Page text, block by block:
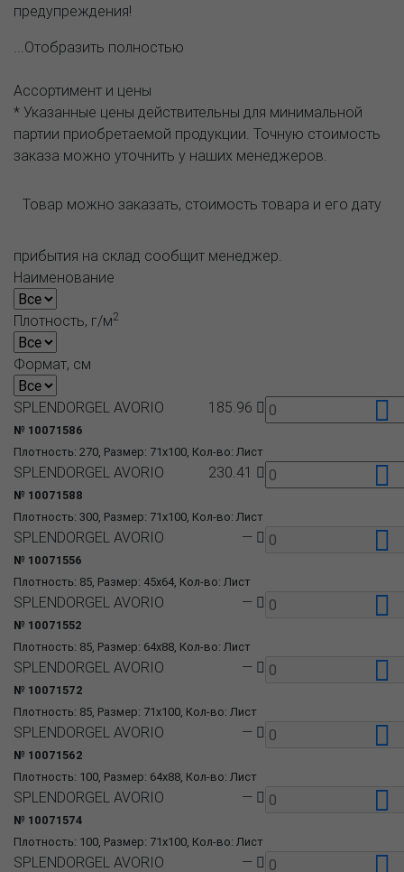
предупреждения!
...Отобразить полностью
Ассортимент и цены
* Указанные цены действительны для минимальной
партии приобретаемой продукции. Точную стоимость
заказа можно уточнить у наших менеджеров.
Товар можно заказать, стоимость товара и его дату
прибытия на склад сообщит менеджер.
Наименование
Плотность, г/м2
Формат, см
Плотность: 270, Размер: 71x100, Кол-во: Лист
SPLENDORGEL AVORIO
№ 10071586
185.96
Плотность: 300, Размер: 71x100, Кол-во: Лист
SPLENDORGEL AVORIO
№ 10071588
230.41
Плотность: 85, Размер: 45x64, Кол-во: Лист
SPLENDORGEL AVORIO
№ 10071556
—
Плотность: 85, Размер: 64x88, Кол-во: Лист
SPLENDORGEL AVORIO
№ 10071552
—
Плотность: 85, Размер: 71x100, Кол-во: Лист
SPLENDORGEL AVORIO
№ 10071572
—
Плотность: 100, Размер: 64x88, Кол-во: Лист
SPLENDORGEL AVORIO
№ 10071562
—
Плотность: 100, Размер: 71x100, Кол-во: Лист
SPLENDORGEL AVORIO
№ 10071574
—
SPLENDORGEL AVORIO —